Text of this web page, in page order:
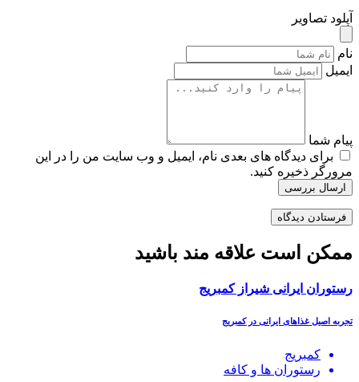
آپلود تصاویر
نام
ایمیل
پیام شما
برای دیدگاه های بعدی نام، ایمیل و وب سایت من را در این
مرورگر ذخیره کنید.
ارسال بررسی
ممکن است علاقه مند باشید
رستوران ایرانی شیراز کمبریج
تجربه اصیل غذاهای ایرانی در کمبریج
کمبریج
رستوران ھا و کافه